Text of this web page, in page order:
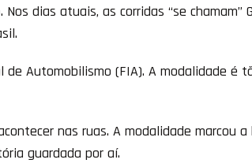
. Nos dias atuais, as corridas “se
Automobilismo (FIA). A modalidade é
nas ruas. A modalidade marcou
guardada por aí.